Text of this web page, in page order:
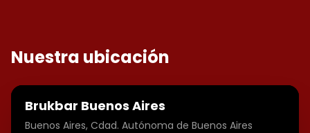
Nuestra ubicación
Brukbar Buenos Aires
Buenos Aires, Cdad. Autónoma de Buenos Aires